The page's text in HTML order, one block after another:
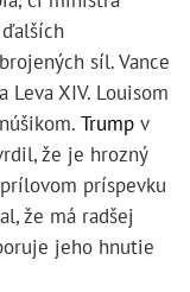
síl. Vance
Leva XIV. Louisom
Trump v
že je hrozný
príspevku
že má radšej
jeho hnutie